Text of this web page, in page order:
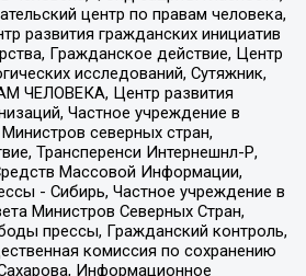
центр по правам человека,
развития гражданских инициатив
Гражданское действие, Центр
исследований, Сутяжник,
ЧЕЛОВЕКА, Центр развития
Частное учреждение в
северных стран,
Трансперенси Интернешнл-Р,
Массовой Информации,
- Сибирь, Частное учреждение в
Министров Северных Стран,
прессы, Гражданский контроль,
комиссия по сохранению
Информационное